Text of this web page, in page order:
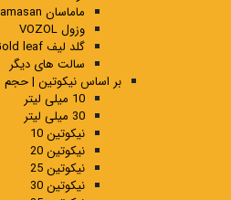
ماماسان mamasan
وزول VOZOL
گلد لیف Gold leaf
سالت های دیگر
بر اساس نیکوتین | حجم
10 میلی لیتر
30 میلی لیتر
نیکوتین 10
نیکوتین 20
نیکوتین 25
نیکوتین 30